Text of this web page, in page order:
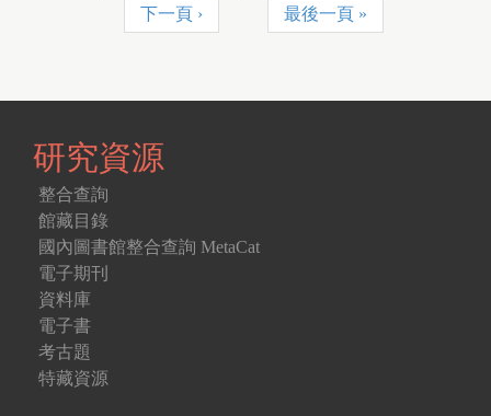
下一頁 ›
最後一頁 »
研究資源
整合查詢
館藏目錄
國內圖書館整合查詢 MetaCat
電子期刊
資料庫
電子書
考古題
特藏資源